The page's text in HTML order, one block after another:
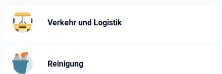
Verkehr und Logistik
Reinigung